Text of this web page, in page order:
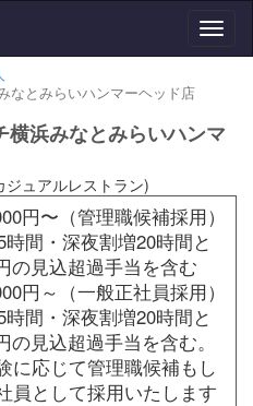
なとみらいハンマーヘッド店
浜みなとみらいハンマ
ュアルレストラン)
円〜（管理職候補採用）
間・深夜割増20時間と
の見込超過手当を含む
円～（一般正社員採用）
間・深夜割増20時間と
の見込超過手当を含む。
に応じて管理職候補もし
員として採用いたします